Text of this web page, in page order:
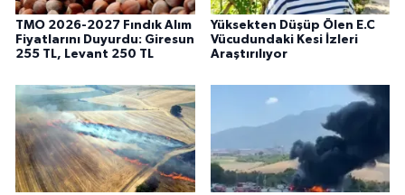
TMO 2026-2027 Fındık Alım
Fiyatlarını Duyurdu: Giresun
255 TL, Levant 250 TL
Yüksekten Düşüp Ölen E.C
Vücudundaki Kesi İzleri
Araştırılıyor